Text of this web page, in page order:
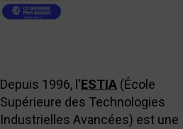
Depuis 1996, l'ESTIA(École
Supérieure des Technologies
Industrielles Avancées) est une